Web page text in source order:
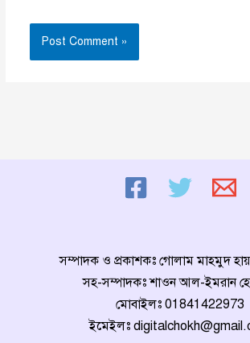
সম্পাদক ও প্রকাশকঃ গোলাম মাহমুদ
সহ-সম্পাদকঃ শাওন আল-ইমরান
মোবাইলঃ 01841422973
ইমেইলঃ